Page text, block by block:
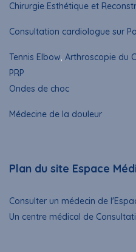
Chirurgie Esthétique et
Consultation cardiologue sur
Tennis Elbow, Arthroscopie du
PRP
Ondes de choc
Médecine de la douleur
Plan du site Espace
Consulter un médecin de
Un centre médical de